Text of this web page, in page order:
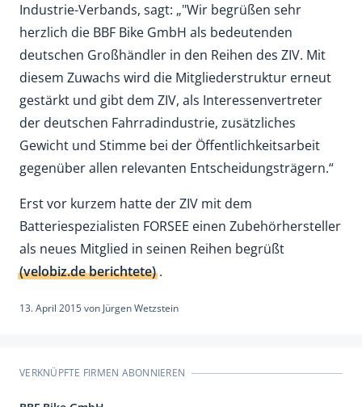
Industrie-Verbands, sagt: „"Wir begrüßen sehr
herzlich die BBF Bike GmbH als bedeutenden
deutschen Großhändler in den Reihen des ZIV. Mit
diesem Zuwachs wird die Mitgliederstruktur erneut
gestärkt und gibt dem ZIV, als Interessenvertreter
der deutschen Fahrradindustrie, zusätzliches
Gewicht und Stimme bei der Öffentlichkeitsarbeit
gegenüber allen relevanten Entscheidungsträgern.“
Erst vor kurzem hatte der ZIV mit dem
Batteriespezialisten FORSEE einen Zubehörhersteller
als neues Mitglied in seinen Reihen begrüßt
(velobiz.de berichtete).
13. April 2015vonJürgen Wetzstein
VERKNÜPFTE FIRMEN ABONNIEREN